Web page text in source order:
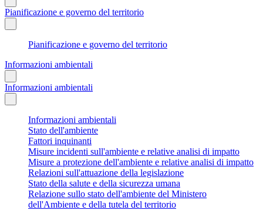
Pianificazione e governo del territorio
Pianificazione e governo del territorio
Informazioni ambientali
Informazioni ambientali
Informazioni ambientali
Stato dell'ambiente
Fattori inquinanti
Misure incidenti sull'ambiente e relative analisi di impatto
Misure a protezione dell'ambiente e relative analisi di impatto
Relazioni sull'attuazione della legislazione
Stato della salute e della sicurezza umana
Relazione sullo stato dell'ambiente del Ministero
dell'Ambiente e della tutela del territorio